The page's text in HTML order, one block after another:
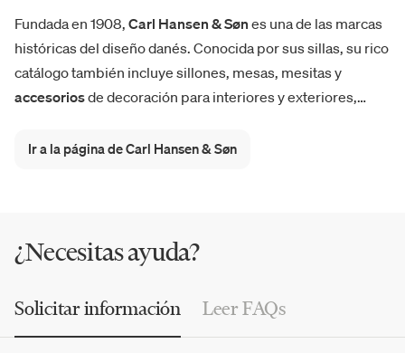
Fundada en 1908, Carl Hansen & Søn es una de las marcas
históricas del diseño danés. Conocida por sus sillas, su rico
catálogo también incluye sillones, mesas, mesitas y
accesoriosde decoración para interiores y exteriores,
destacan las creaciones del diseñador Hans J. Wegner que
Ir a la página de Carl Hansen & Søn
¿Necesitas ayuda?
Solicitar información Leer FAQs